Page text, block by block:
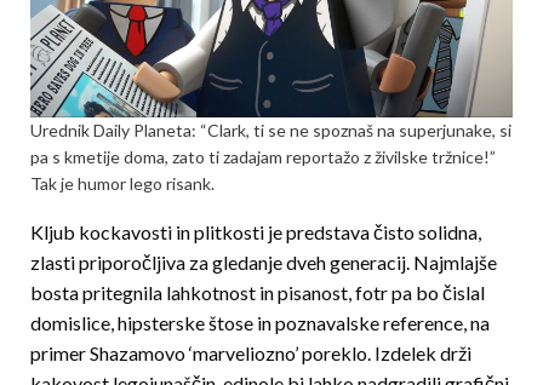
Urednik Daily Planeta: “Clark, ti se ne spoznaš na superjunake, si
pa s kmetije doma, zato ti zadajam reportažo z živilske tržnice!”
Tak je humor lego risank.
Kljub kockavosti in plitkosti je predstava čisto solidna,
zlasti priporočljiva za gledanje dveh generacij. Najmlajše
bosta pritegnila lahkotnost in pisanost, fotr pa bo čislal
domislice, hipsterske štose in poznavalske reference, na
primer Shazamovo ‘marveliozno’ poreklo. Izdelek drži